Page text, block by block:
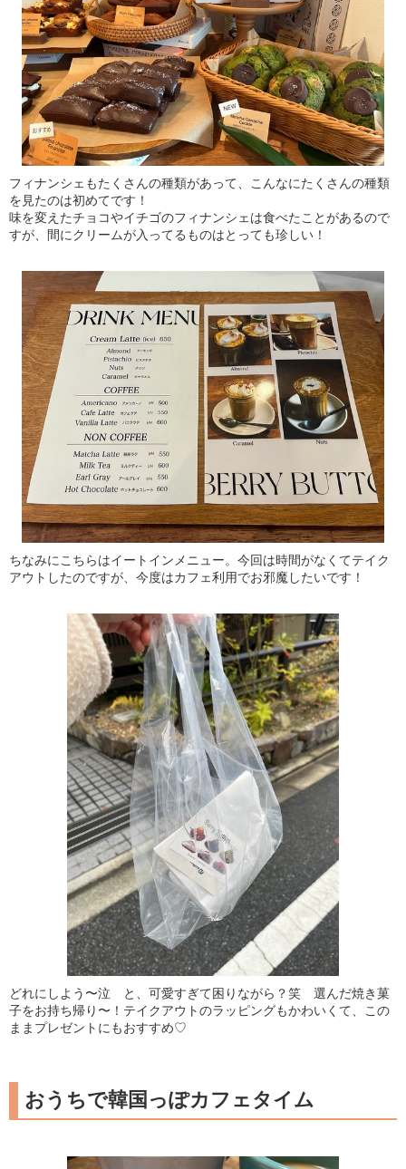
フィナンシェもたくさんの種類があって、こんなにたくさんの種類
を見たのは初めてです！
味を変えたチョコやイチゴのフィナンシェは食べたことがあるので
すが、間にクリームが入ってるものはとっても珍しい！
ちなみにこちらはイートインメニュー。今回は時間がなくてテイク
アウトしたのですが、今度はカフェ利用でお邪魔したいです！
どれにしよう〜泣 と、可愛すぎて困りながら？笑 選んだ焼き菓
子をお持ち帰り〜！テイクアウトのラッピングもかわいくて、この
ままプレゼントにもおすすめ♡
おうちで韓国っぽカフェタイム